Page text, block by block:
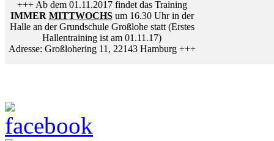
+++ Ab dem 01.11.2017 findet das Training
IMMER MITTWOCHSum 16.30 Uhr in der
Halle an der Grundschule Großlohe statt (Erstes
Hallentraining ist am 01.11.17)
Adresse: Großlohering 11, 22143 Hamburg +++